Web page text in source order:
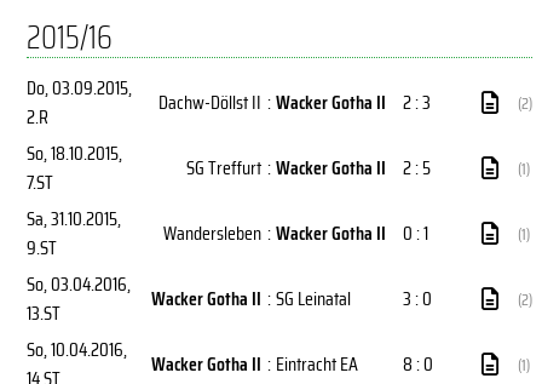
2015/16
Do, 03.09.2015,
2.R
Dachw-Döllst II :Wacker Gotha II 2 : 3 (2)
So, 18.10.2015,
7.ST
SG Treffurt :Wacker Gotha II 2 : 5 (1)
Sa, 31.10.2015,
9.ST
Wandersleben :Wacker Gotha II 0 : 1 (1)
So, 03.04.2016,
13.ST
Wacker Gotha II :SG Leinatal 3 : 0 (2)
So, 10.04.2016,
Wacker Gotha II : Eintracht EA 8 : 0 (1)